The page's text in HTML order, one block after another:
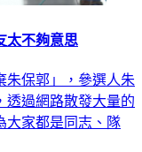
太不夠意思
朱保郭」，參選人朱
透過網路散發大量的
大家都是同志、隊